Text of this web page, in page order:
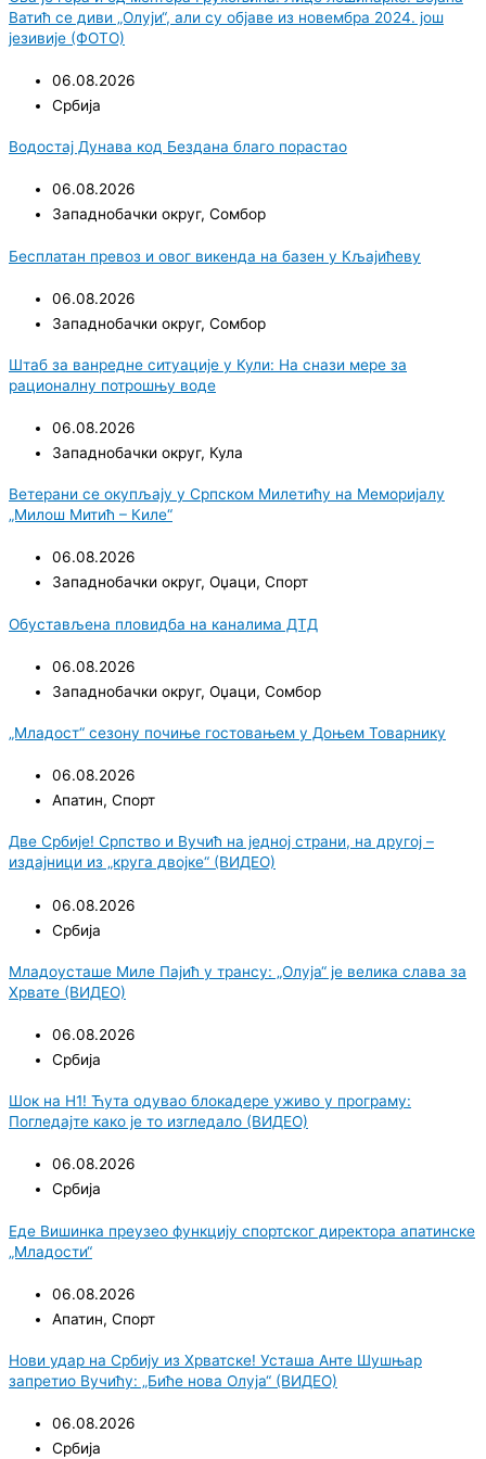
Ватић се диви „Олуји“, али су објаве из новембра 2024. још
језивије (ФОТО)
06.08.2026
Србија
Водостај Дунава код Бездана благо порастао
06.08.2026
Западнобачки округ, Сомбор
Бесплатан превоз и овог викенда на базен у Кљајићеву
06.08.2026
Западнобачки округ, Сомбор
Штаб за ванредне ситуације у Кули: На снази мере за
рационалну потрошњу воде
06.08.2026
Западнобачки округ, Кула
Ветерани се окупљају у Српском Милетићу на Меморијалу
„Милош Митић – Киле“
06.08.2026
Западнобачки округ, Оџаци, Спорт
Обустављена пловидба на каналима ДТД
06.08.2026
Западнобачки округ, Оџаци, Сомбор
„Младост“ сезону почиње гостовањем у Доњем Товарнику
06.08.2026
Апатин, Спорт
Две Србије! Српство и Вучић на једној страни, на другој –
издајници из „круга двојке“ (ВИДЕО)
06.08.2026
Србија
Младоусташе Миле Пајић у трансу: „Олуја“ је велика слава за
Хрвате (ВИДЕО)
06.08.2026
Србија
Шок на Н1! Ћута одувао блокадере уживо у програму:
Погледајте како је то изгледало (ВИДЕО)
06.08.2026
Србија
Еде Вишинка преузео функцију спортског директора апатинске
„Младости“
06.08.2026
Апатин, Спорт
Нови удар на Србију из Хрватске! Усташа Анте Шушњар
запретио Вучићу: „Биће нова Олуја“ (ВИДЕО)
06.08.2026
Србија